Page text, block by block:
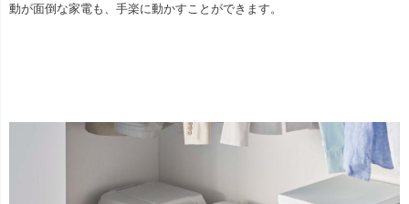
動が面倒な家電も、手楽に動かすことができます。